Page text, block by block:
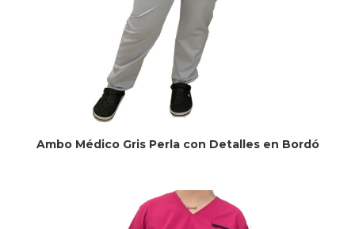
Ambo Médico Gris Perla con Detalles en Bordó